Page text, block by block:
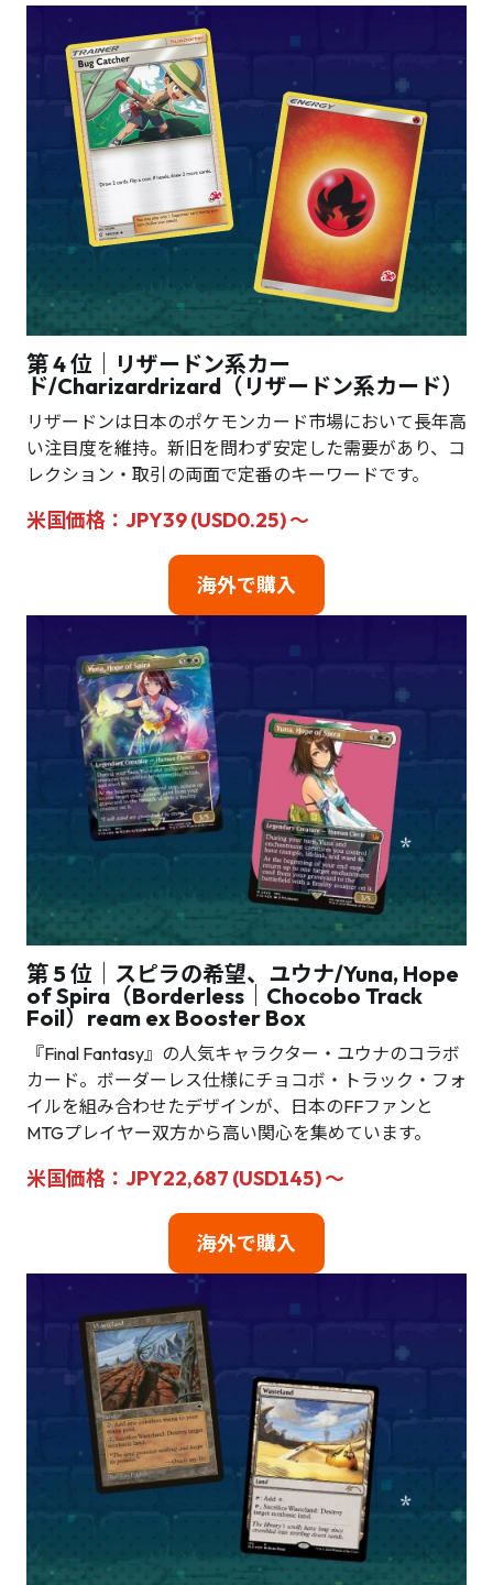
第 4 位｜リザードン系カー
ド/Charizardrizard（リザードン系カード）
リザードンは日本のポケモンカード市場において長年高
い注目度を維持。新旧を問わず安定した需要があり、コ
レクション・取引の両面で定番のキーワードです。
米国価格：JPY39 (USD0.25) ～
海外で購入
第 5 位｜スピラの希望、ユウナ/Yuna, Hope
of Spira（Borderless｜Chocobo Track
Foil）ream ex Booster Box
『Final Fantasy』の人気キャラクター・ユウナのコラボ
カード。ボーダーレス仕様にチョコボ・トラック・フォ
イルを組み合わせたデザインが、日本のFFファンと
MTGプレイヤー双方から高い関心を集めています。
米国価格：JPY22,687 (USD145) ～
海外で購入